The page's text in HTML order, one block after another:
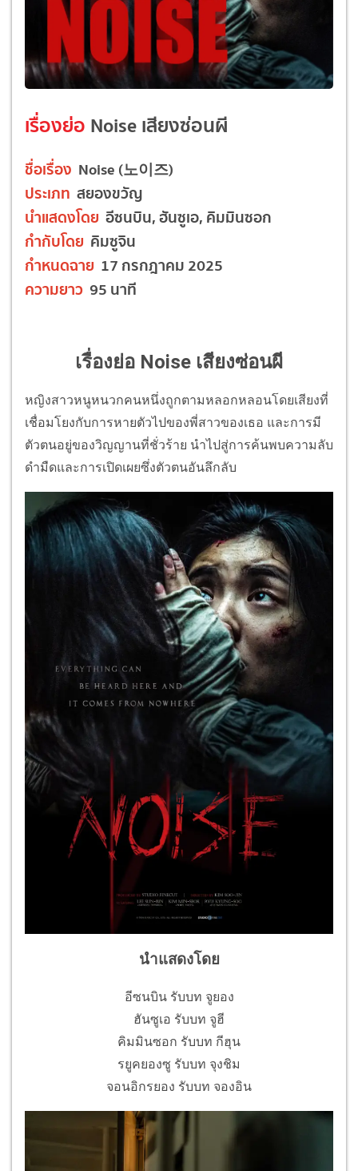
เรื่องย่อ Noise เสียงซ่อนผี
ชื่อเรื่อง Noise (노이즈)
ประเภท สยองขวัญ
นำแสดงโดย อีซนบิน, ฮันซูเอ, คิมมินซอก
กำกับโดย คิมซูจิน
กำหนดฉาย 17 กรกฎาคม 2025
ความยาว 95 นาที
เรื่องย่อ Noise เสียงซ่อนผี
หญิงสาวหนูหนวกคนหนึ่งถูกตามหลอกหลอนโดยเสียงที่
เชื่อมโยงกับการหายตัวไปของพี่สาวของเธอ และการมี
ตัวตนอยู่ของวิญญานที่ชั่วร้าย นำไปสู่การค้นพบความลับ
ดำมืดและการเปิดเผยซึ่งตัวตนอันลึกลับ
นำแสดงโดย
อีซนบิน รับบท จูยอง
ฮันซูเอ รับบท จูฮี
คิมมินซอก รับบท กีฮุน
รยูคยองซู รับบท จุงชิม
จอนอิกรยอง รับบท จองอิน